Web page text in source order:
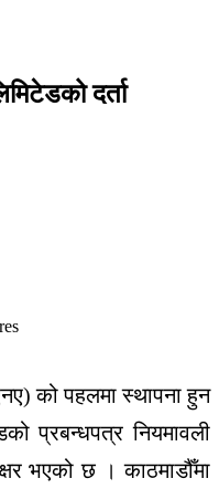
दर्ता
को पहलमा स्थापना हुन
प्रबन्धपत्र नियमावली
भएको छ । काठमाडौँमा